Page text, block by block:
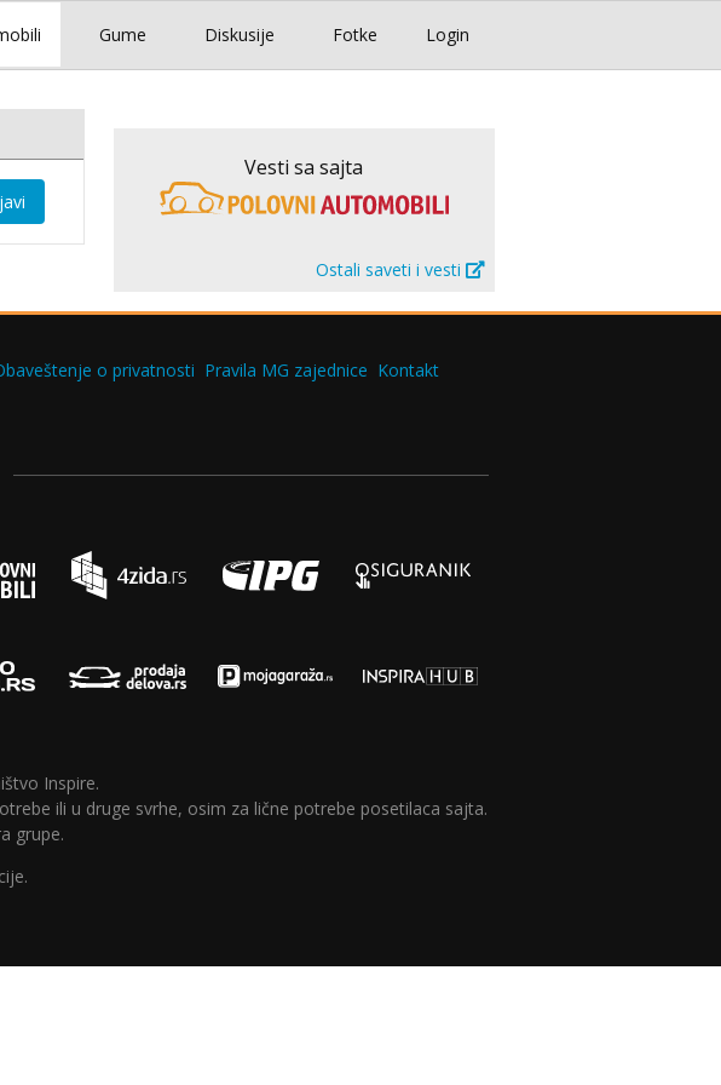
Login
Gume Diskusije Fotke
Vesti sa sajta
Ostali saveti i vesti
o privatnosti Pravila MG zajednice Kontakt
Inspire.
ili u druge svrhe, osim za lične potrebe posetilaca sajta.
grupe.